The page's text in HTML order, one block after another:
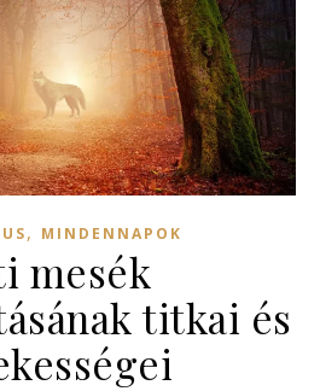
, MINDENNAPOK
mesék
titkai és